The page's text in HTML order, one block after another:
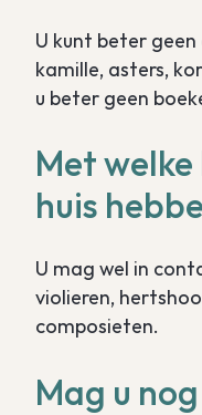
U kunt beter
kamille, asters,
u beter geen
Met
huis
U mag wel in
violieren,
composieten.
Mag u